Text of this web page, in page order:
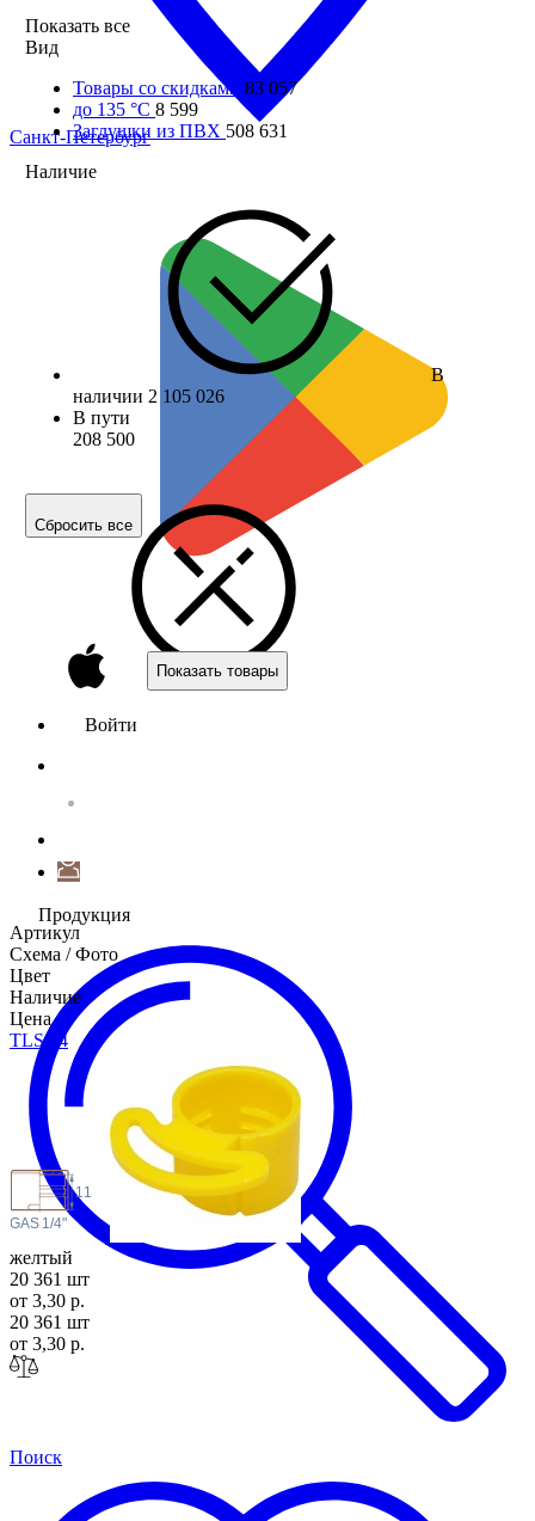
Санкт-Петербург
Войти
Продукция
Поиск
Показать все
Вид
Товары со скидками 83 057
до 135 °С 8 599
Заглушки из ПВХ 508 631
Наличие
В
наличии 2 105 026
В пути
208 500
Сбросить все
Показать товары
Артикул
Схема / Фото
Цвет
Наличие
Цена
TLS1
/4
11
GAS 1/4"
желтый
20 361 шт
от 3,30 р.
20 361 шт
от 3,30 р.